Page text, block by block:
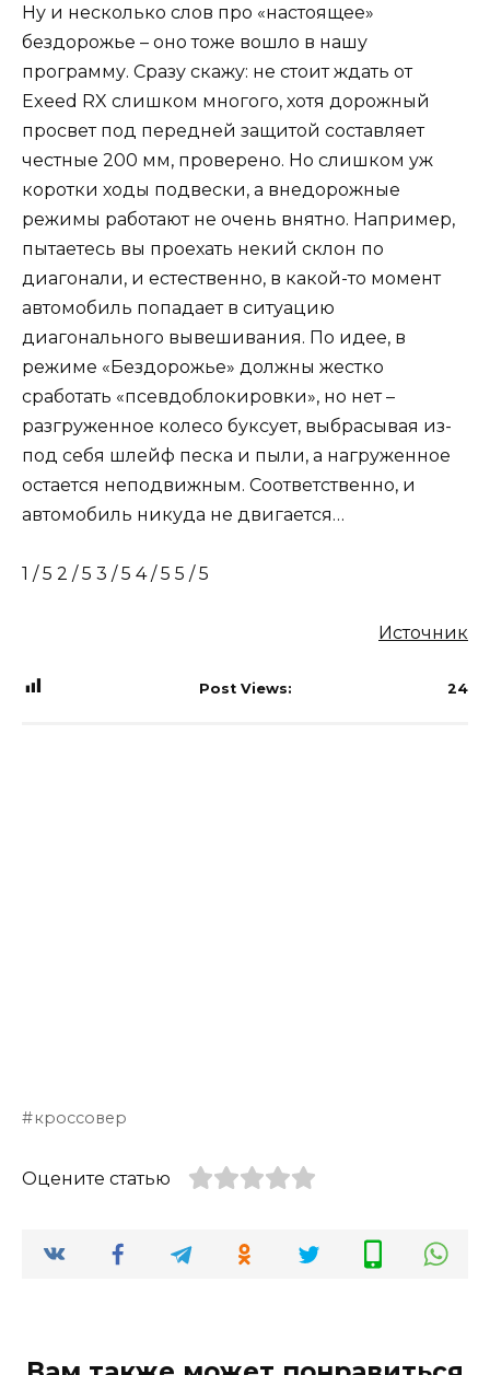
Ну и несколько слов про «настоящее»
бездорожье – оно тоже вошло в нашу
программу. Сразу скажу: не стоит ждать от
Exeed RX слишком многого, хотя дорожный
просвет под передней защитой составляет
честные 200 мм, проверено. Но слишком уж
коротки ходы подвески, а внедорожные
режимы работают не очень внятно. Например,
пытаетесь вы проехать некий склон по
диагонали, и естественно, в какой-то момент
автомобиль попадает в ситуацию
диагонального вывешивания. По идее, в
режиме «Бездорожье» должны жестко
сработать «псевдоблокировки», но нет –
разгруженное колесо буксует, выбрасывая из-
под себя шлейф песка и пыли, а нагруженное
остается неподвижным. Соответственно, и
автомобиль никуда не двигается…
1 / 5 2 / 5 3 / 5 4 / 5 5 / 5
Источник
Post Views: 24
кроссовер
Оцените статью